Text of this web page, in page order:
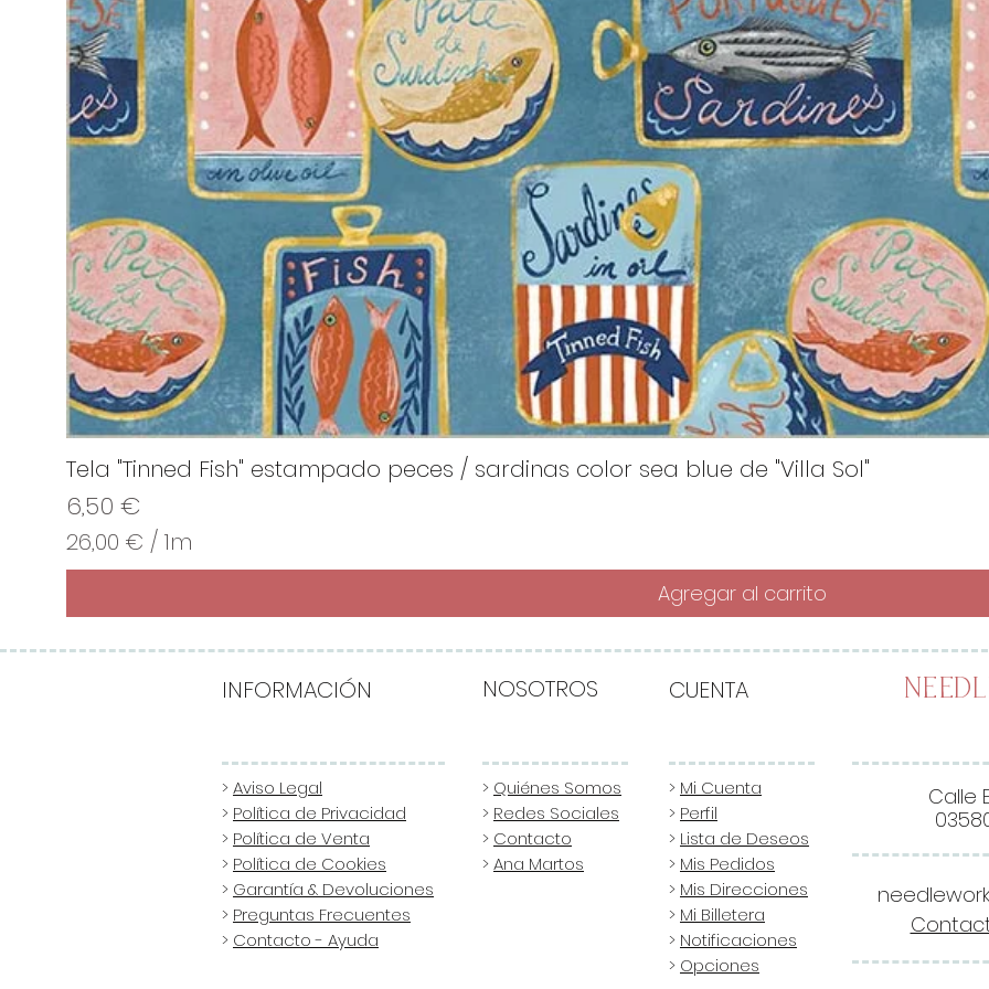
Tela "Tinned Fish" estampado peces / sardinas color sea blue de "Villa Sol"
Precio
6,50 €
26,00 € / 1m
2
,
0
Agregar al carrito
INFORMACIÓN
>Aviso Legal
> Política de Privacidad
> Política de Venta
> Política de Cookies
> Garantía & Devoluciones
> Preguntas Frecuentes
> Contacto - Ayuda
NOSOTROS
> Quiénes Somos
> Redes Sociales
> Contacto
>Ana Martos
CUENTA
> Mi Cuenta
> Perfil
> Lista de Deseos
> Mis Pedidos
> Mis Direcciones
> Mi Billetera
> Notificaciones
> Opciones
Calle